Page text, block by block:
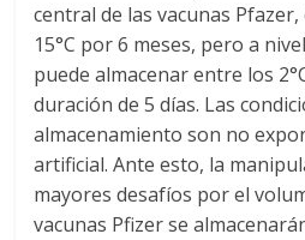
central de las vacunas
15°C por 6 meses, pero a
puede almacenar entre los
duración de 5 días. Las
almacenamiento son no
artificial. Ante esto, la
mayores desafíos por el
vacunas Pfizer se